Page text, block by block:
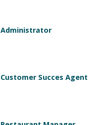
Administrator
Customer Succes Agent